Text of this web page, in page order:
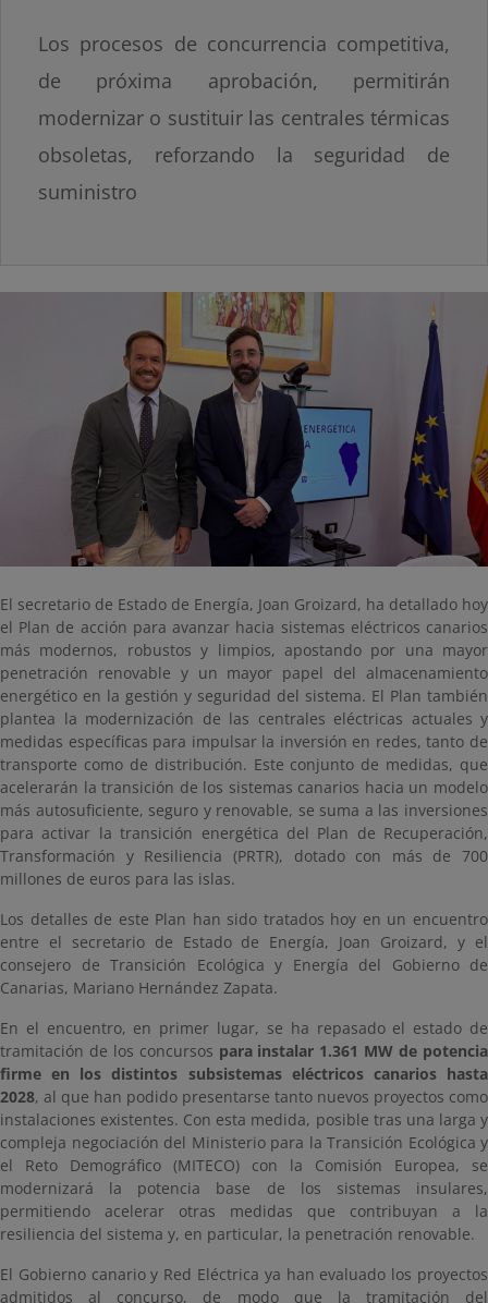
Los procesos de concurrencia competitiva,
de próxima aprobación, permitirán
modernizar o sustituir las centrales térmicas
obsoletas, reforzando la seguridad de
suministro
El secretario de Estado de Energía, Joan Groizard, ha detallado hoy
el Plan de acción para avanzar hacia sistemas eléctricos canarios
más modernos, robustos y limpios, apostando por una mayor
penetración renovable y un mayor papel del almacenamiento
energético en la gestión y seguridad del sistema. El Plan también
plantea la modernización de las centrales eléctricas actuales y
medidas específicas para impulsar la inversión en redes, tanto de
transporte como de distribución. Este conjunto de medidas, que
acelerarán la transición de los sistemas canarios hacia un modelo
más autosuficiente, seguro y renovable, se suma a las inversiones
para activar la transición energética del Plan de Recuperación,
Transformación y Resiliencia (PRTR), dotado con más de 700
millones de euros para las islas.
Los detalles de este Plan han sido tratados hoy en un encuentro
entre el secretario de Estado de Energía, Joan Groizard, y el
consejero de Transición Ecológica y Energía del Gobierno de
Canarias, Mariano Hernández Zapata.
En el encuentro, en primer lugar, se ha repasado el estado de
tramitación de los concursos para instalar 1.361 MW de potencia
firme en los distintos subsistemas eléctricos canarios hasta
2028, al que han podido presentarse tanto nuevos proyectos como
instalaciones existentes. Con esta medida, posible tras una larga y
compleja negociación del Ministerio para la Transición Ecológica y
el Reto Demográfico (MITECO) con la Comisión Europea, se
modernizará la potencia base de los sistemas insulares,
permitiendo acelerar otras medidas que contribuyan a la
resiliencia del sistema y, en particular, la penetración renovable.
El Gobierno canario y Red Eléctrica ya han evaluado los proyectos
admitidos al concurso, de modo que la tramitación del